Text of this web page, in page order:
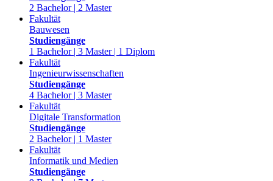
2 Bachelor | 2 Master
Fakultät
Bauwesen
Studiengänge
1 Bachelor | 3 Master | 1 Diplom
Fakultät
Ingenieurwissenschaften
Studiengänge
4 Bachelor | 3 Master
Fakultät
Digitale Transformation
Studiengänge
2 Bachelor | 1 Master
Fakultät
Informatik und Medien
Studiengänge